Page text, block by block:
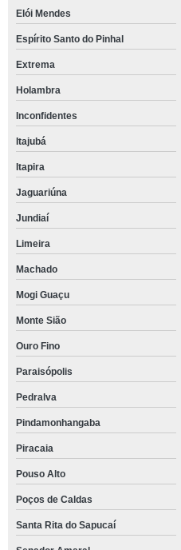
Elói Mendes
Espírito Santo do Pinhal
Extrema
Holambra
Inconfidentes
Itajubá
Itapira
Jaguariúna
Jundiaí
Limeira
Machado
Mogi Guaçu
Monte Sião
Ouro Fino
Paraisópolis
Pedralva
Pindamonhangaba
Piracaia
Pouso Alto
Poços de Caldas
Santa Rita do Sapucaí